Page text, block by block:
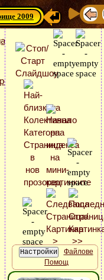
2009
Файлове
Помощ